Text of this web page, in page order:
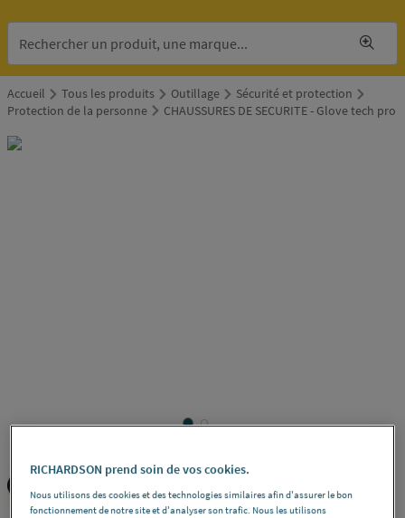
Accueil Tous les produits Outillage
Sécurité et protection
Protection de la personne
CHAUSSURES DE SECURITE - Glove tech pro
RICHARDSON prend soin de vos cookies.
Nous utilisons des cookies et des technologies similaires afin d'assurer le bon
fonctionnement de notre site et d'analyser son trafic. Nous les utilisons